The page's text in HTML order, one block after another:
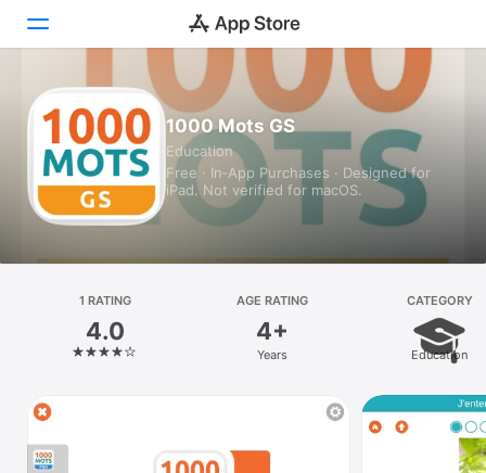
Today
Games
Apps
Platform
iPhone
Vision
1000 Mots GS
Education
Free · In‑App Purchases · Designed for
iPad. Not verified for macOS.
1 RATING
4.0
AGE RATING
4+
Years
CATEGORY
Education